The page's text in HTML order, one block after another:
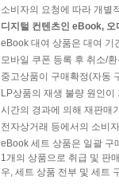
소비자의 요청에 따라 개별
디지털 컨텐츠인 eBook,
eBook 대여 상품은 대여 기
모바일 쿠폰 등록 후 취소/
중고상품이 구매확정(자동
LP상품의 재생 불량 원인
시간의 경과에 의해 재판매
전자상거래 등에서의 소비
eBook 세트 상품은 일괄 구
1개의 상품으로 취급 및 판
우, 세트 상품 전부 및 세트